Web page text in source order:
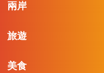
兩岸
旅遊
美食